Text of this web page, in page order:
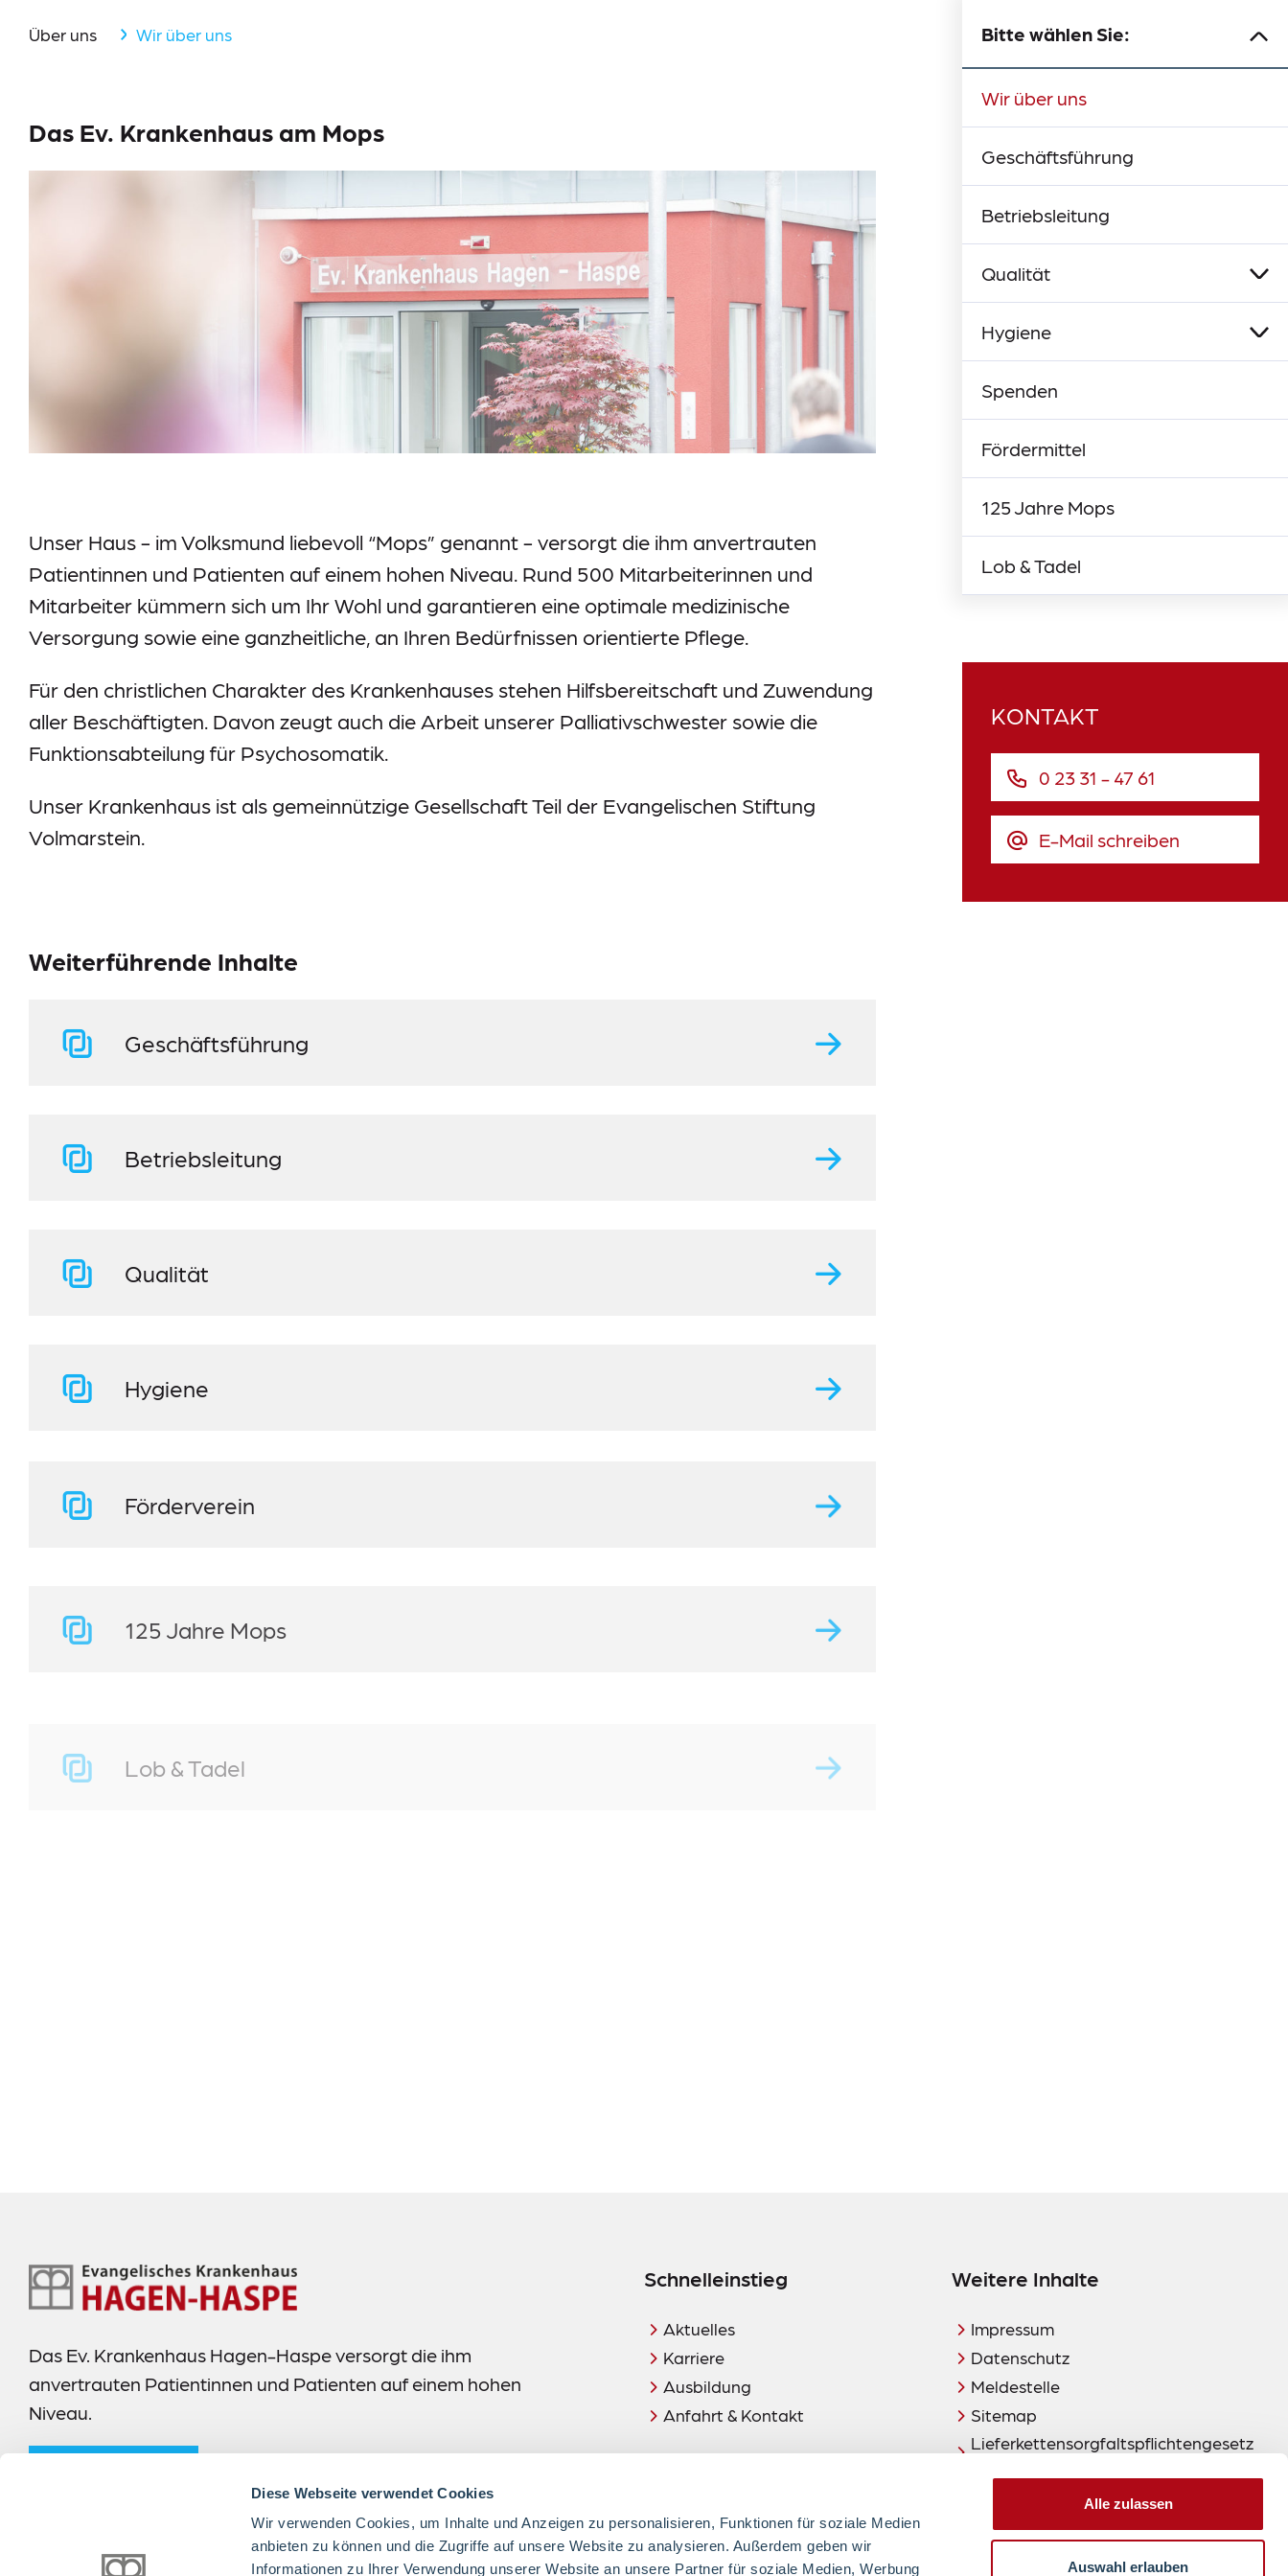
Diese Webseite verwendet Cookies
Wir verwenden Cookies, um Inhalte und Anzeigen zu personalisieren, Funktionen für soziale Medien
anbieten zu können und die Zugriffe auf unsere Website zu analysieren. Außerdem geben wir
Informationen zu Ihrer Verwendung unserer Website an unsere Partner für soziale Medien, Werbung
Alle zulassen
Auswahl erlauben
Presse
Lieferkettensorgfaltspflichtengesetz (LkSG)
Sitemap
Über uns Wir über uns
Das Ev. Krankenhaus am Mops
Unser Haus - im Volksmund liebevoll “Mops” genannt - versorgt die ihm anvertrauten
Patientinnen und Patienten auf einem hohen Niveau. Rund 500 Mitarbeiterinnen und
Mitarbeiter kümmern sich um Ihr Wohl und garantieren eine optimale medizinische
Versorgung sowie eine ganzheitliche, an Ihren Bedürfnissen orientierte Pflege.
Für den christlichen Charakter des Krankenhauses stehen Hilfsbereitschaft und Zuwendung
aller Beschäftigten. Davon zeugt auch die Arbeit unserer Palliativschwester sowie die
Funktionsabteilung für Psychosomatik.
Unser Krankenhaus ist als gemeinnützige Gesellschaft Teil der Evangelischen Stiftung
Volmarstein.
Weiterführende Inhalte
Geschäftsführung
Betriebsleitung
Qualität
Hygiene
Förderverein
125 Jahre Mops
Bitte wählen Sie:
Wir über uns
Geschäftsführung
Betriebsleitung
Qualität
Hygiene
Spenden
Fördermittel
125 Jahre Mops
Lob & Tadel
KONTAKT
0 23 31 - 47 61
E-Mail schreiben
Footer-
Navigation
Das Ev. Krankenhaus Hagen-Haspe versorgt die ihm
anvertrauten Patientinnen und Patienten auf einem hohen
Niveau.
Schnelleinstieg
Aktuelles
Karriere
Ausbildung
Anfahrt & Kontakt
Weitere Inhalte
Impressum
Datenschutz
Meldestelle
Sitemap
Lieferkettensorgfaltspflichtengesetz
(LkSG)